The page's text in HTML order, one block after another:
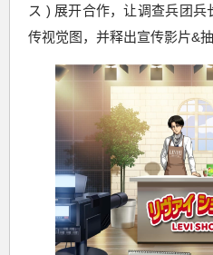
ス ) 展开合作，让调查兵团
传视觉图，并释出宣传影片&